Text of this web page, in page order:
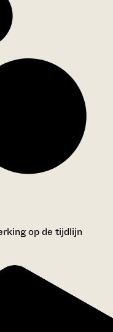
op de tijdlijn